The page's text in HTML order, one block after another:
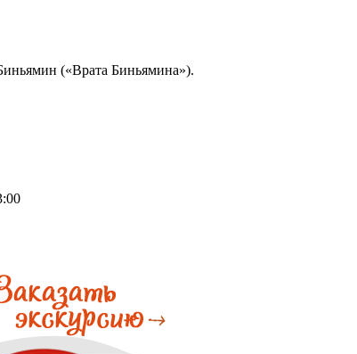
(«Врата Биньямина»).